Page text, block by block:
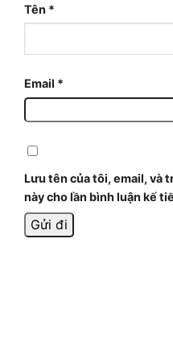
Tên *
Email *
Lưu tên của tôi, email, và
này cho lần bình luận kế